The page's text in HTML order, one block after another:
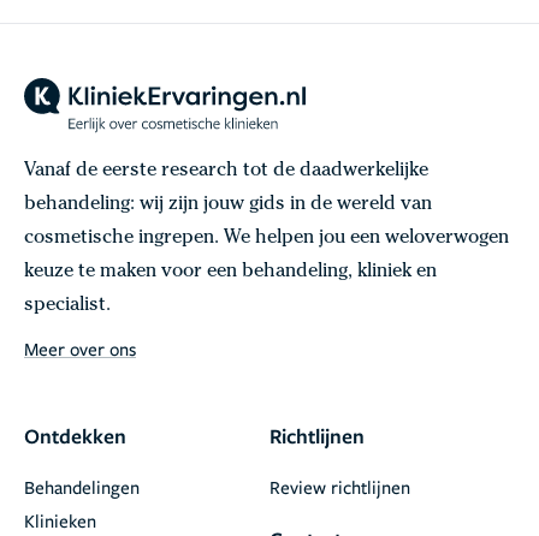
Vanaf de eerste research tot de daadwerkelijke
behandeling: wij zijn jouw gids in de wereld van
cosmetische ingrepen. We helpen jou een weloverwogen
keuze te maken voor een behandeling, kliniek en
specialist.
Meer over ons
Ontdekken
Behandelingen
Klinieken
Richtlijnen
Review richtlijnen